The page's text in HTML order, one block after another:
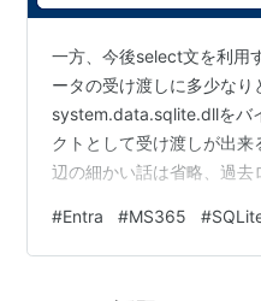
一方、今後select文を利用
ータの受け渡しに多少なり
system.data.sqlite.dllをバ
クトとして受け渡しが出
辺の細かい話は省略、過去
ータを基本テーブルに流し
Excelに出力するために作
#Entra #MS365 #